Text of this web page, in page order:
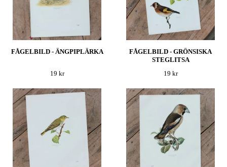
FÅGELBILD - ÄNGPIPLÄRKA
19 kr
FÅGELBILD - GRÖNSISKA
STEGLITSA
19 kr